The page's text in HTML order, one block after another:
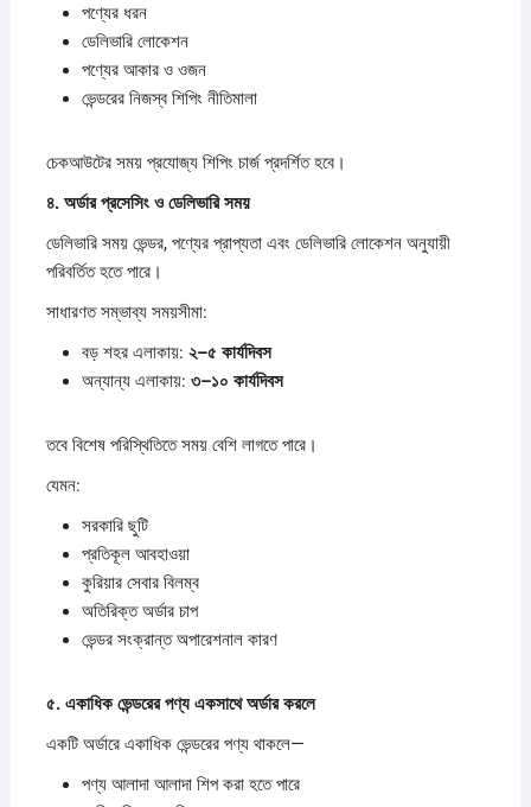
পণ্যের ধরন
ডেলিভারি লোকেশন
পণ্যের আকার ও ওজন
ভেন্ডরের নিজস্ব শিপিং নীতিমালা
চেকআউটের সময় প্রযোজ্য শিপিং চার্জ প্রদর্শিত হবে।
৪. অর্ডারপ্রসেসিং ওডেলিভারিসময়
ডেলিভারি সময় ভেন্ডর, পণ্যের প্রাপ্যতা এবং ডেলিভারি লোকেশন অনুযায়ী
পরিবর্তিত হতে পারে।
সাধারণত সম্ভাব্য সময়সীমা:
বড় শহর এলাকায়: ২–৫ কার্যদিবস
অন্যান্য এলাকায়: ৩–১০ কার্যদিবস
তবে বিশেষ পরিস্থিতিতে সময় বেশি লাগতে পারে।
যেমন:
সরকারি ছুটি
প্রতিকূল আবহাওয়া
কুরিয়ার সেবার বিলম্ব
অতিরিক্ত অর্ডার চাপ
ভেন্ডর সংক্রান্ত অপারেশনাল কারণ
৫. একাধিকভেন্ডরেরপণ্যএকসাথেঅর্ডারকরলে
একটি অর্ডারে একাধিক ভেন্ডরের পণ্য থাকলে—
পণ্য আলাদা আলাদা শিপ করা হতে পারে